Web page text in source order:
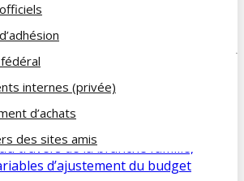
internes (privée)
d’achats
des sites amis
:
pour mieux sauter ?
travers de la branche famille,
d’ajustement du budget